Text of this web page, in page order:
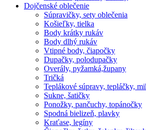
Dojčenské oblečenie
Súpravičky, sety oblečenia
Košieľky, tielka
Body krátky rukáv
Body dlhý rukáv
Vtipné body, čiapočky
Dupačky, polodupačky
Overály, pyžamká,župany
Tričká
Teplákové súpravy, tepláčky,
Sukne, šatičky
Ponožky, pančuchy, topánočky
Spodná bielizeň, plavky
Kraťase, legíny